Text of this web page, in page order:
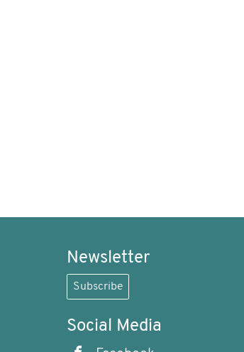
Newsletter
Subscribe
Social Media